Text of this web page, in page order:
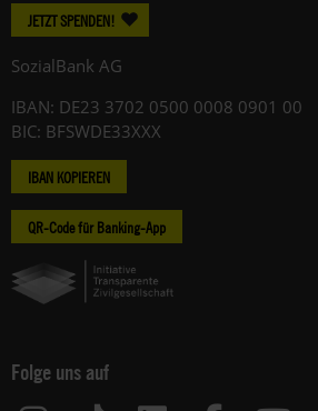
JETZT SPENDEN!
SozialBank AG
IBAN: DE23 3702 0500 0008 0901 00
BIC: BFSWDE33XXX
IBAN KOPIEREN
QR-Code für Banking-App
Folge uns auf